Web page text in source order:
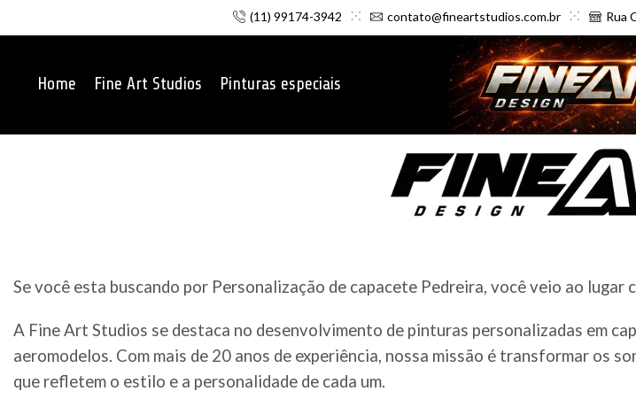
(11) 99174-3942 contato@fineartstudios.com.br Rua
Home Fine Art Studios Pinturas especiais
Se você esta buscando por Personalização de capacete Pedreira, você veio ao lugar
A Fine Art Studios se destaca no desenvolvimento de pinturas personalizadas em
aeromodelos. Com mais de 20 anos de experiência, nossa missão é transformar os
que refletem o estilo e a personalidade de cada um.